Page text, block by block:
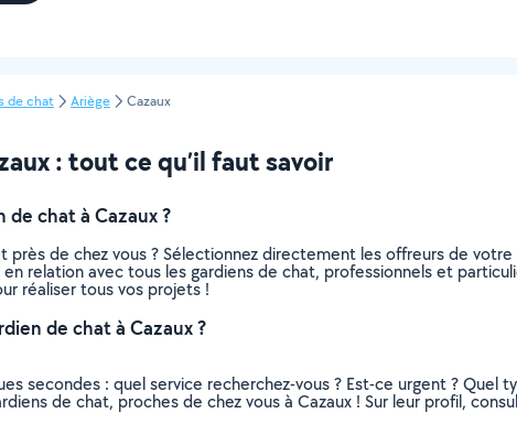
de chat Ariège Cazaux
: tout ce qu’il faut savoir
chat à Cazaux ?
près de chez vous ? Sélectionnez directement les offreurs de
relation avec tous les gardiens de chat, professionnels et
réaliser tous vos projets !
de chat à Cazaux ?
secondes : quel service recherchez-vous ? Est-ce urgent ?
de chat, proches de chez vous à Cazaux ! Sur leur profil,